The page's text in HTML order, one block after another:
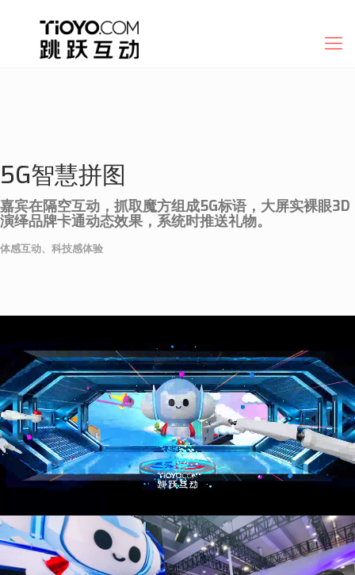
5G智慧拼图
嘉宾在隔空互动，抓取魔方组成5G标语，大屏实裸眼3D
演绎品牌卡通动态效果，系统时推送礼物。
体感互动、科技感体验